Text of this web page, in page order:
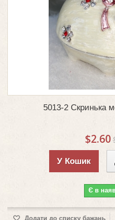
5013-2 Скринька
$2.60
У Кошик
Є в
Додати до списку бажань